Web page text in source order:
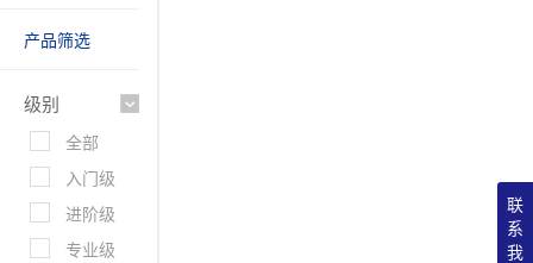
产品筛选
级别
全部
入门级
进阶级
专业级
联
系
我